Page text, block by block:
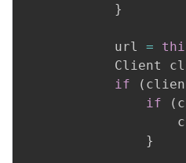
}
            url
=
Client
if
(
if
(
}